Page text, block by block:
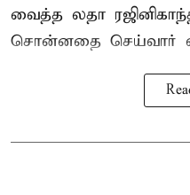
வைத்த லதா
சொன்னதை செய்வார்